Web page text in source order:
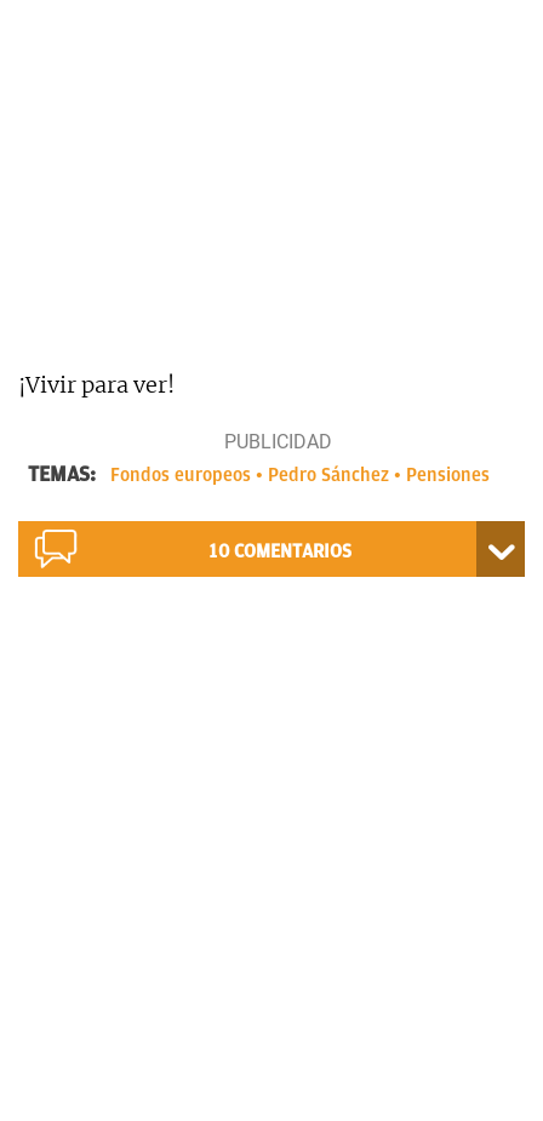
¡Vivir para ver!
TEMAS: Fondos europeos Pedro Sánchez Pensiones
10COMENTARIOS